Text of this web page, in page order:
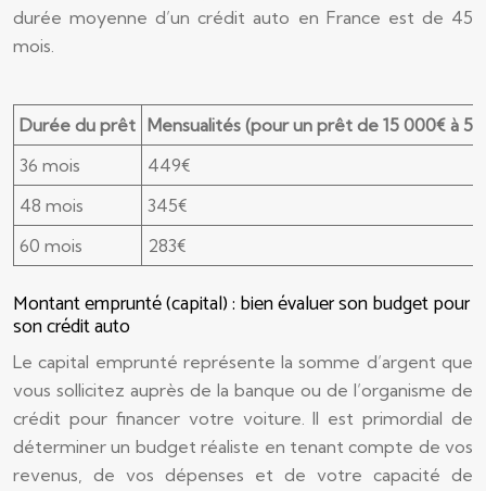
durée moyenne d’un crédit auto en France est de 45
mois.
Durée du prêt Mensualités (pour un prêt de 15 000€ à
36 mois
449€
48 mois
345€
60 mois
283€
Montant emprunté (capital) : bien évaluer son budget pour
son crédit auto
Le capital emprunté représente la somme d’argent que
vous sollicitez auprès de la banque ou de l’organisme de
crédit pour financer votre voiture. Il est primordial de
déterminer un budget réaliste en tenant compte de vos
revenus, de vos dépenses et de votre capacité de